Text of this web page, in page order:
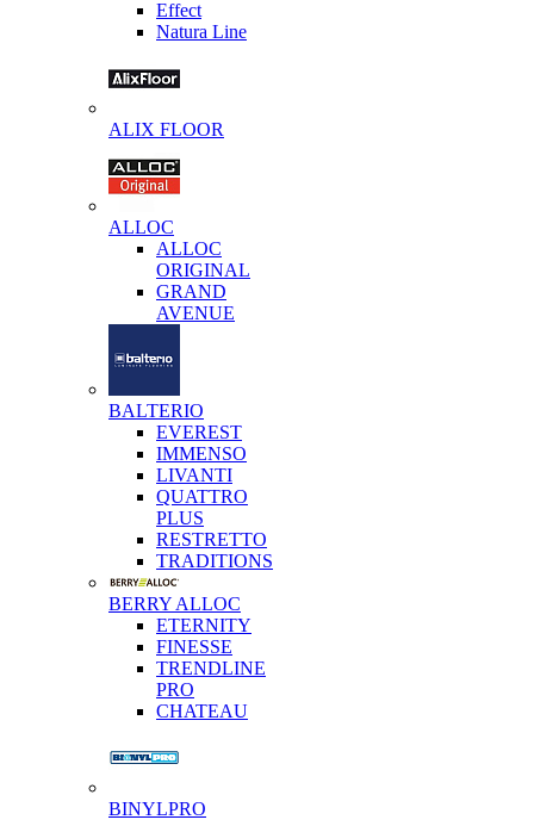
Effect
Natura Line
ALIX FLOOR
ALLOC
ALLOC
ORIGINAL
GRAND
AVENUE
BALTERIO
EVEREST
IMMENSO
LIVANTI
QUATTRO
PLUS
RESTRETTO
TRADITIONS
BERRY ALLOC
ETERNITY
FINESSE
TRENDLINE
PRO
CHATEAU
BINYLPRO